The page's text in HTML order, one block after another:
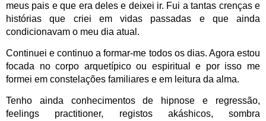
meus pais e que era deles e deixei ir. Fui a tantas crenças e
histórias que criei em vidas passadas e que ainda
condicionavam o meu dia atual.
Continuei e continuo a formar-me todos os dias. Agora estou
focada no corpo arquetípico ou espiritual e por isso me
formei em constelações familiares e em leitura da alma.
Tenho ainda conhecimentos de hipnose e regressão,
feelings practitioner, registos akáshicos, sombra